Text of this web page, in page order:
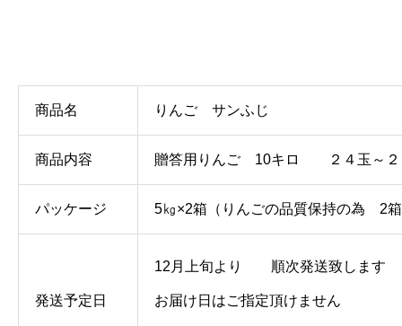
商品名 りんご サンふじ
商品内容 贈答用りんご 10キロ ２４玉～２
パッケージ 5㎏×2箱（りんごの品質保持の為 2
発送予定日
12月上旬より 順次発送致します
お届け日はご指定頂けません